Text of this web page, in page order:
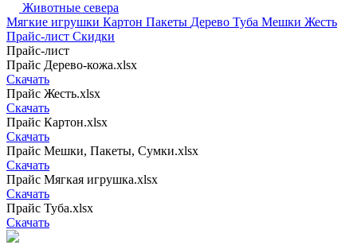
Животные севера
Мягкие игрушки Картон Пакеты Дерево Туба Мешки Жесть
Прайс-лист Скидки
Прайс-лист
Прайс Дерево-кожа.xlsx
Скачать
Прайс Жесть.xlsx
Скачать
Прайс Картон.xlsx
Скачать
Прайс Мешки, Пакеты, Сумки.xlsx
Скачать
Прайс Мягкая игрушка.xlsx
Скачать
Прайс Туба.xlsx
Скачать